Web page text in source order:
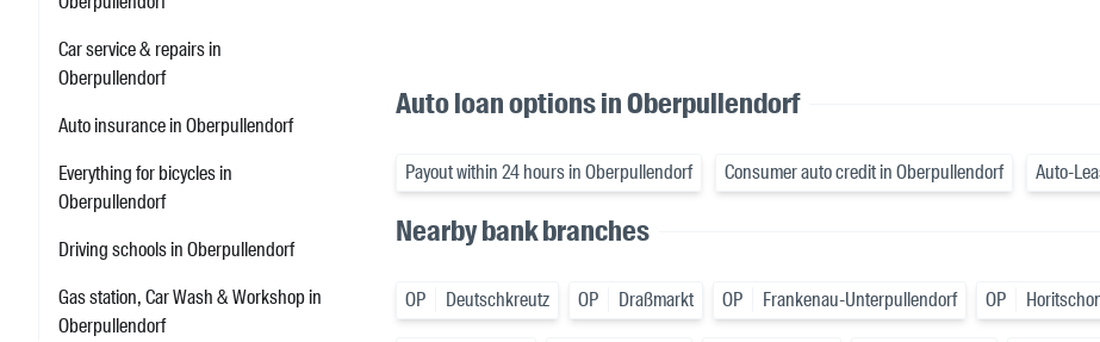
Car service & repairs in
Oberpullendorf
Auto insurance in Oberpullendorf
Everything for bicycles in
Oberpullendorf
Driving schools in Oberpullendorf
Gas station, Car Wash & Workshop in
Oberpullendorf
Auto loan options in Oberpullendorf
Payout within 24 hours in Oberpullendorf Consumer auto credit in Oberpullendorf Auto-
Nearby bank branches
OP Deutschkreutz OP Draßmarkt OP Frankenau-Unterpullendorf OP